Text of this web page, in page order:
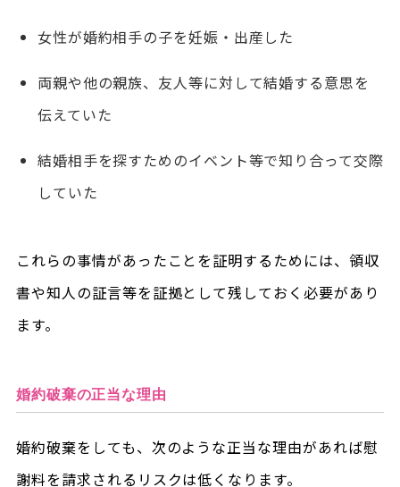
女性が婚約相手の子を妊娠・出産した
両親や他の親族、友人等に対して結婚する意思を
伝えていた
結婚相手を探すためのイベント等で知り合って交際
していた
これらの事情があったことを証明するためには、領収
書や知人の証言等を証拠として残しておく必要があり
ます。
婚約破棄の正当な理由
婚約破棄をしても、次のような正当な理由があれば慰
謝料を請求されるリスクは低くなります。